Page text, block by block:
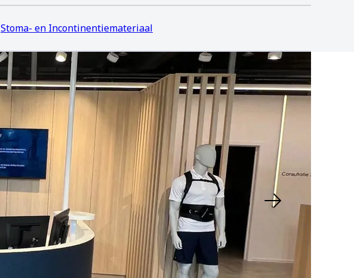
Stoma- en Incontinentiemateriaal